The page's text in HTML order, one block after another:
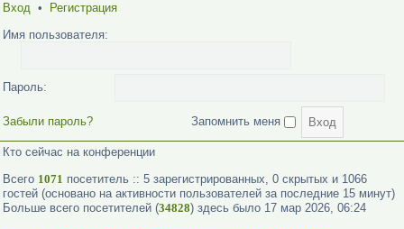
Вход •
Регистрация
Имя пользователя:
Пароль:
Забыли пароль? Запомнить меня
Кто сейчас на конференции
Всего 1071 посетитель :: 5 зарегистрированных, 0 скрытых и 1066
гостей (основано на активности пользователей за последние 15 минут)
Больше всего посетителей (34828) здесь было 17 мар 2026, 06:24